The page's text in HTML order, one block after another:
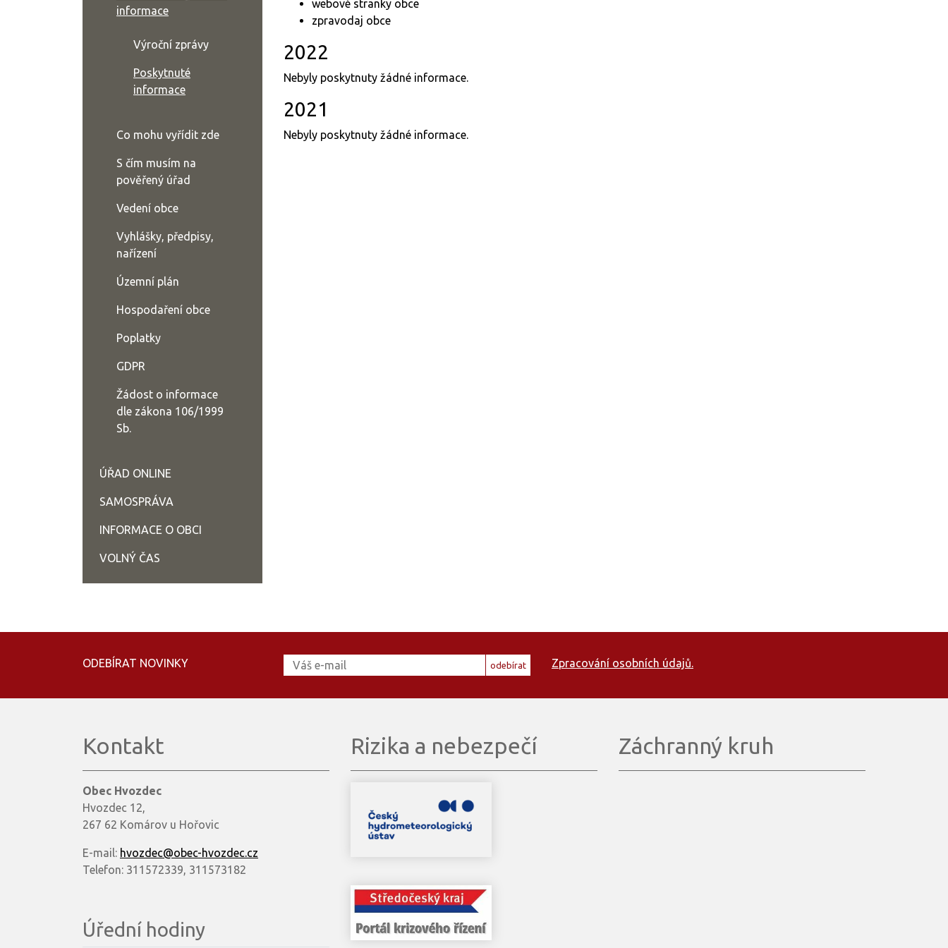
webové stranky obce
zpravodaj obce
2022
Nebyly poskytnuty žádné informace.
2021
Nebyly poskytnuty žádné informace.
informace
Výroční zprávy
Poskytnuté
informace
Co mohu vyřídit zde
S čím musím na
pověřený úřad
Vedení obce
Vyhlášky, předpisy,
nařízení
Územní plán
Hospodaření obce
Poplatky
GDPR
Žádost o informace
dle zákona 106/1999
Sb.
ÚŘAD ONLINE
SAMOSPRÁVA
INFORMACE O OBCI
VOLNÝ ČAS
ODEBÍRAT NOVINKY odebírat Zpracování osobních údajů.
Kontakt
Obec Hvozdec
Hvozdec 12,
267 62 Komárov u Hořovic
E-mail: hvozdec@obec-hvozdec.cz
Telefon: 311572339, 311573182
Úřední hodiny
Rizika a nebezpečí Záchranný kruh